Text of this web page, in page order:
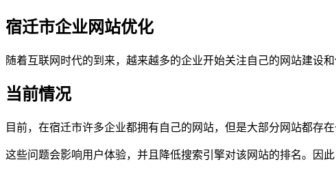
宿迁市企业网站优化
随着互联网时代的到来，越来越多的企业开始关注自己的网站建设
当前情况
目前，在宿迁市许多企业都拥有自己的网站，但是大部分网站都存
这些问题会影响用户体验，并且降低搜索引擎对该网站的排名。因